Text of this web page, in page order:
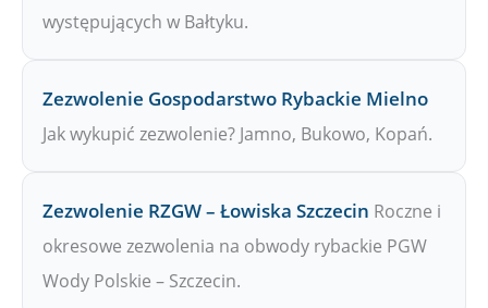
występujących w Bałtyku.
Zezwolenie Gospodarstwo Rybackie Mielno
Jak wykupić zezwolenie? Jamno, Bukowo, Kopań.
Zezwolenie RZGW – Łowiska Szczecin Roczne i
okresowe zezwolenia na obwody rybackie PGW
Wody Polskie – Szczecin.